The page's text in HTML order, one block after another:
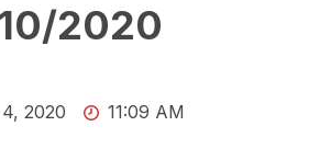
2020
2020 11:09 AM